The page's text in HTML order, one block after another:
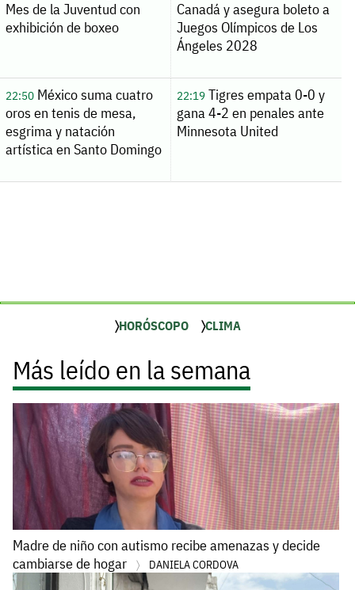
Mes de la Juventud con
exhibición de boxeo
Canadá y asegura boleto a
Juegos Olímpicos de Los
Ángeles 2028
22:50México suma cuatro
oros en tenis de mesa,
esgrima y natación
artística en Santo Domingo
22:19Tigres empata 0-0 y
gana 4-2 en penales ante
Minnesota United
HORÓSCOPO CLIMA
Más leído en la semana
Madre de niño con autismo recibe amenazas y decide
cambiarse de hogar
DANIELA CORDOVA